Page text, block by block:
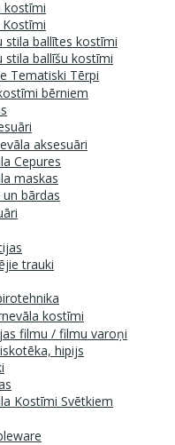
kostīmi
stila ballītes kostīmi
stila ballīšu kostīmi
Tematiski Tērpi
bērniem
aksesuāri
Cepures
maskas
un bārdas
trauki
kostīmi
filmu / filmu varoņi
hipijs
Kostīmi Svētkiem